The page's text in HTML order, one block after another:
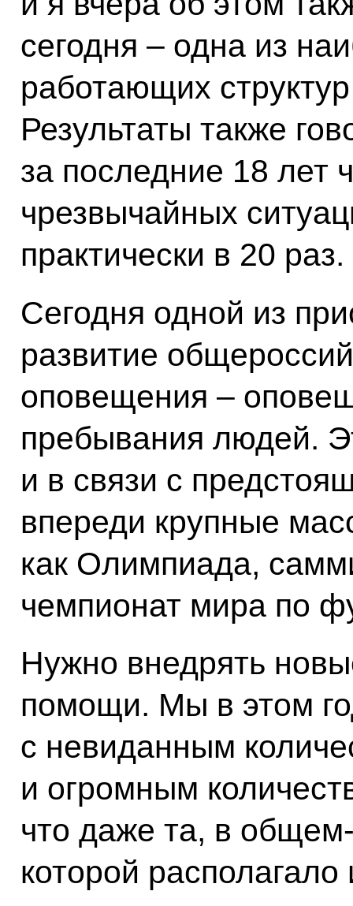
сегодня – одна из
работающих
Результаты также
за последние 18 лет
чрезвычайных
практически в 20 раз.
Сегодня одной из
развитие
оповещения –
пребывания людей.
и в связи с
впереди крупные
как Олимпиада,
чемпионат мира по
Нужно внедрять
помощи. Мы в этом
с невиданным
и огромным
что даже та, в
которой